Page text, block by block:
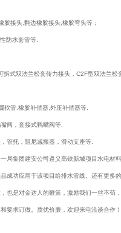
接头,翻边橡胶接头,橡胶弯头等；
防水套管等.
式双法兰松套传力接头，C2F型双法兰
管,橡胶补偿器,外压补偿器等.
阀，套接式鸭嘴阀等.
管托，阻尼减振器，滑动支座等.
局集团建安公司遵义高铁新城项目水电
成功应用于该项目给排水管线。还有更
也是对金达人的鞭策，激励我们一丝不苟
要求订做。质优价廉，欢迎来电洽谈合作！